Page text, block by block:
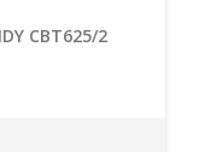
CBT625/2